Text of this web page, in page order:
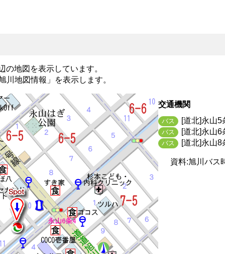
地図を表示しています。
川地図情報」
を表示します。
交通機関
バス [道北]永山5
バス [道北]永山6
バス [道北]永山8
資料:旭川バス